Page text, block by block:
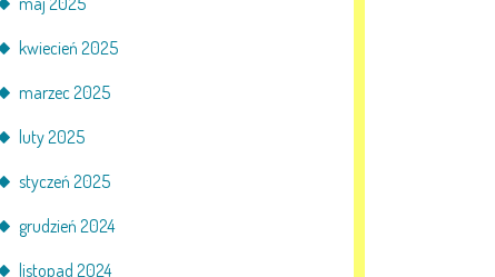
kwiecień 2025
marzec 2025
luty 2025
styczeń 2025
grudzień 2024
listopad 2024